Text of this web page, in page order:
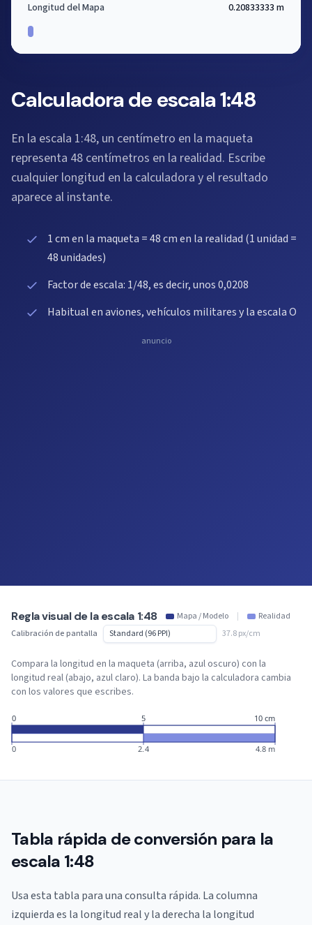
Calculadora de escala 1:48
En la escala 1:48, un centímetro en la maqueta
representa 48 centímetros en la realidad. Escribe
cualquier longitud en la calculadora y el resultado
aparece al instante.
1 cm en la maqueta = 48 cm en la realidad (1 unidad =
48 unidades)
Factor de escala: 1/48, es decir, unos 0,0208
Habitual en aviones, vehículos militares y la escala O
Longitud del Mapa 0.20833333 m
anuncio
Regla visual de la escala 1:48 Mapa / Modelo |
Realidad
Calibración de pantalla
37.8 px/cm
Compara la longitud en la maqueta (arriba, azul oscuro) con la
longitud real (abajo, azul claro). La banda bajo la calculadora cambia
con los valores que escribes.
0
0
5
2.4
10 cm
4.8 m
Tabla rápida de conversión para la
escala 1:48
Usa esta tabla para una consulta rápida. La columna
izquierda es la longitud real y la derecha la longitud